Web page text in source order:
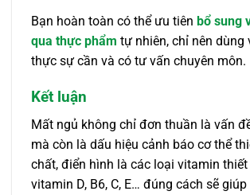
Bạn hoàn toàn có thể ưu tiên bổ sung
qua thực phẩm tự nhiên, chỉ nên dùng
thực sự cần và có tư vấn chuyên môn.
Kết luận
Mất ngủ không chỉ đơn thuần là vấn
mà còn là dấu hiệu cảnh báo cơ thể
chất, điển hình là các loại vitamin thiết
vitamin D, B6, C, E… đúng cách sẽ